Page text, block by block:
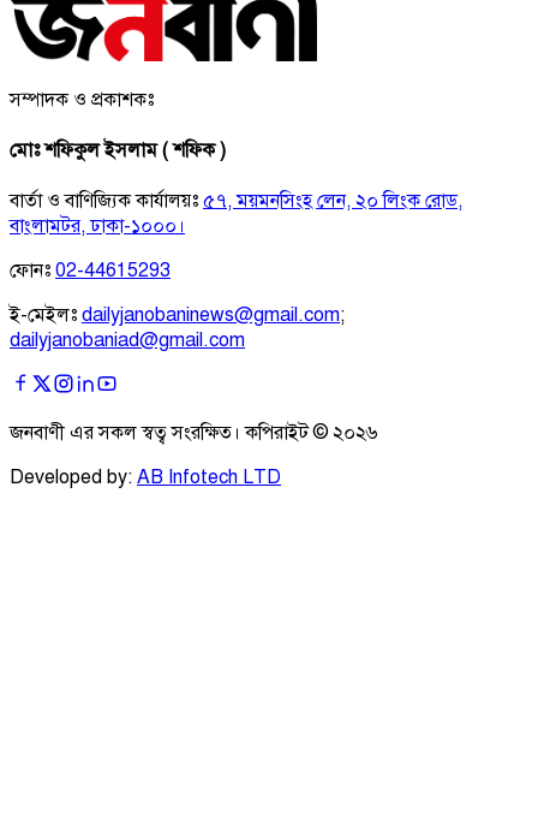
সম্পাদক ও প্রকাশকঃ
মোঃ শফিকুল ইসলাম ( শফিক )
বার্তা ও বাণিজ্যিক কার্যালয়ঃ ৫৭, ময়মনসিংহ লেন, ২০ লিংক রোড,
বাংলামটর, ঢাকা-১০০০।
ফোনঃ 02-44615293
ই-মেইলঃ dailyjanobaninews@gmail.com;
dailyjanobaniad@gmail.com
জনবাণী এর সকল স্বত্ব সংরক্ষিত। কপিরাইট © ২০২৬
Developed by: AB Infotech LTD